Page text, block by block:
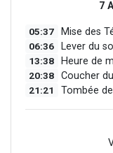
7
05:37 Mise des
06:36 Lever du
13:38 Heure de
20:38 Coucher
21:21 Tombée